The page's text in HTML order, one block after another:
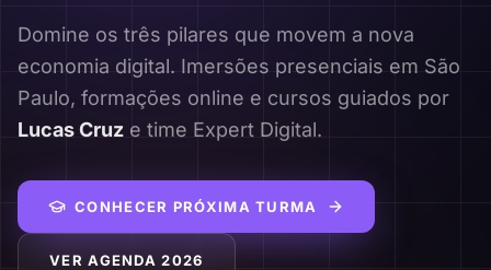
Domine os três pilares que movem a nova
economia digital. Imersões presenciais em São
Paulo, formações online e cursos guiados por
Lucas Cruz e time Expert Digital.
CONHECER PRÓXIMA TURMA
VER AGENDA 2026